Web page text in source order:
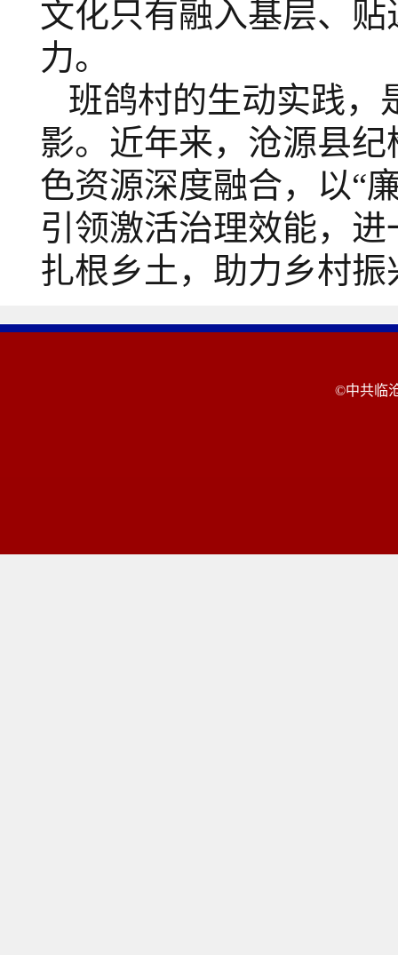
文化只有融入基层、
力。
班鸽村的生动实践，
影。近年来，沧源县
色资源深度融合，以“
引领激活治理效能，
扎根乡土，助力乡村振
©中共临